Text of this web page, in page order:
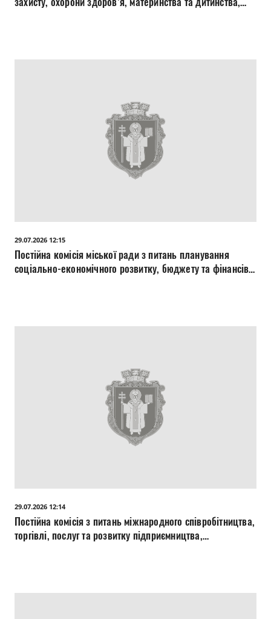
29.07.2026 12:15
Постійна комісія міської ради з питань планування
соціально-економічного розвитку, бюджету та фінансів,
29.07.2026 12:14
Постійна комісія з питань міжнародного співробітництва,
торгівлі, послуг та розвитку підприємництва,